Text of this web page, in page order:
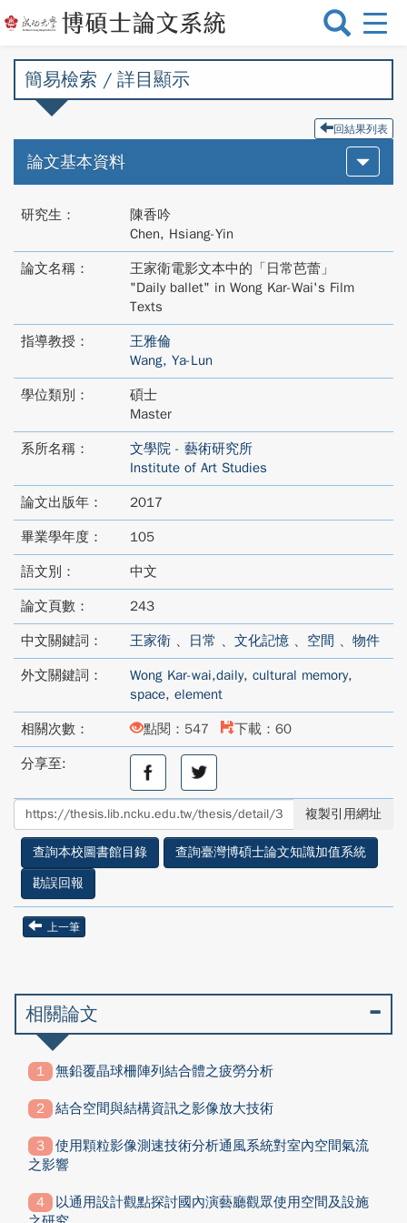
選
切
簡易檢索 / 詳目顯示
回結果列表
論文基本資料
研究生：
陳香吟
Chen, Hsiang-Yin
論文名稱：
王家衛電影文本中的「日常芭蕾」
"Daily ballet" in Wong Kar-Wai's Film
Texts
指導教授：
王雅倫
Wang, Ya-Lun
學位類別：
碩士
Master
系所名稱：
文學院 - 藝術研究所
Institute of Art Studies
論文出版年： 2017
畢業學年度： 105
語文別： 中文
論文頁數： 243
中文關鍵詞： 王家衛 、 日常 、 文化記憶 、 空間 、 物件
外文關鍵詞： Wong Kar-wai,daily, cultural memory,
space, element
相關次數： 點閱：547 下載：60
分享至:
分
至
facebook
分
享
至
twitter
複製引用網址
查詢本校圖書館目錄
查詢臺灣博碩士論文知識加值系統
勘誤回報
上一筆
相關論文
無鉛覆晶球柵陣列結合體之疲勞分析
結合空間與結構資訊之影像放大技術
使用顆粒影像測速技術分析通風系統對室內空間氣流
之影響
以通用設計觀點探討國內演藝廳觀眾使用空間及設施